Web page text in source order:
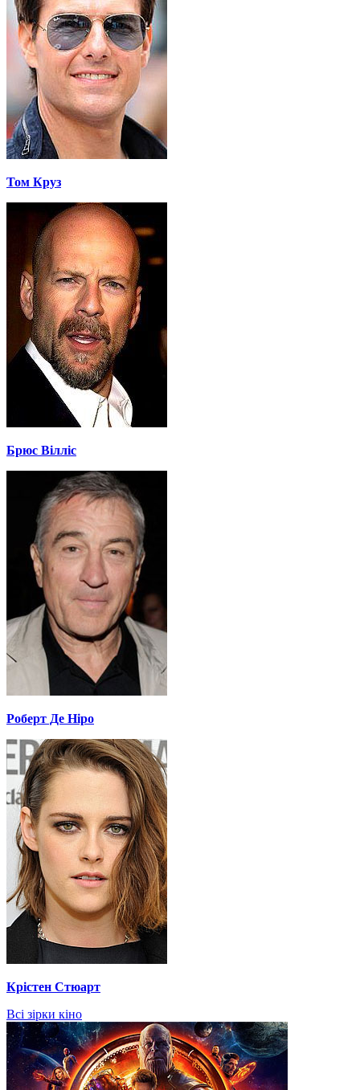
Том Круз
Брюс Вілліс
Роберт Де Ніро
Крістен Стюарт
Всі зірки кіно